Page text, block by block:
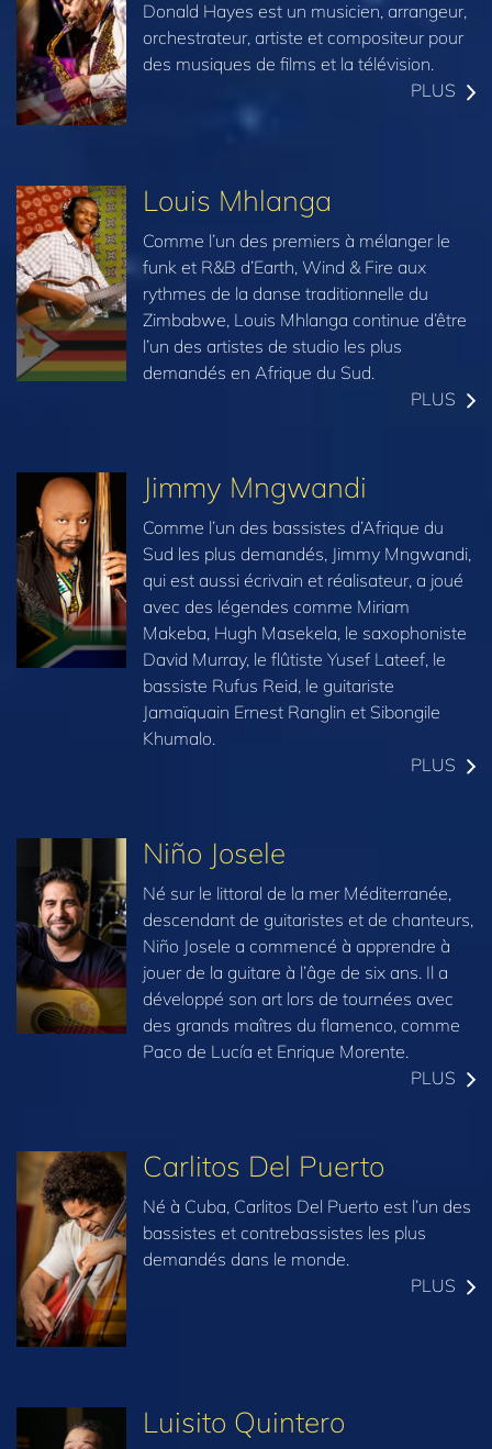
Donald Hayes est un musicien, arrangeur,
orchestrateur, artiste et compositeur pour
des musiques de films et la télévision.
PLUS
Louis Mhlanga
Comme l’un des premiers à mélanger le
funk et R&B d’Earth, Wind & Fire aux
rythmes de la danse traditionnelle du
Zimbabwe, Louis Mhlanga continue d’être
l’un des artistes de studio les plus
demandés en Afrique du Sud.
PLUS
Jimmy Mngwandi
Comme l’un des bassistes d’Afrique du
Sud les plus demandés, Jimmy Mngwandi,
qui est aussi écrivain et réalisateur, a joué
avec des légendes comme Miriam
Makeba, Hugh Masekela, le saxophoniste
David Murray, le flûtiste Yusef Lateef, le
bassiste Rufus Reid, le guitariste
Jamaïquain Ernest Ranglin et Sibongile
Khumalo.
PLUS
Niño Josele
Né sur le littoral de la mer Méditerranée,
descendant de guitaristes et de chanteurs,
Niño Josele a commencé à apprendre à
jouer de la guitare à l’âge de six ans. Il a
développé son art lors de tournées avec
des grands maîtres du flamenco, comme
Paco de Lucía et Enrique Morente.
PLUS
Carlitos Del Puerto
Né à Cuba, Carlitos Del Puerto est l’un des
bassistes et contrebassistes les plus
demandés dans le monde.
PLUS
Luisito Quintero